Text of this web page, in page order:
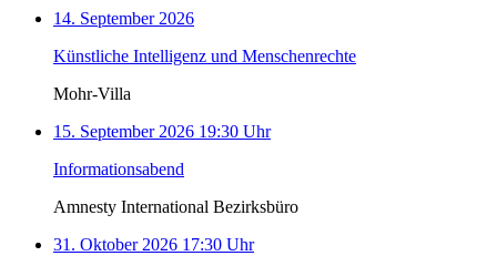
14. September 2026
Künstliche Intelligenz und Menschenrechte
Mohr-Villa
15. September 2026 19:30 Uhr
Informationsabend
Amnesty International Bezirksbüro
31. Oktober 2026 17:30 Uhr